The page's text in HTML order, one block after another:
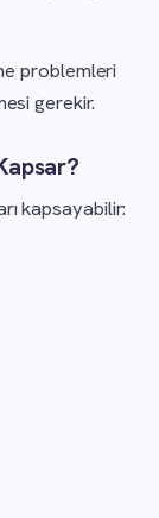
problemleri
gerekir.
kapsayabilir: